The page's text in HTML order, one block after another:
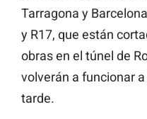
Tarragona y
y R17, que están
obras en el túnel de
volverán a funcionar
tarde.